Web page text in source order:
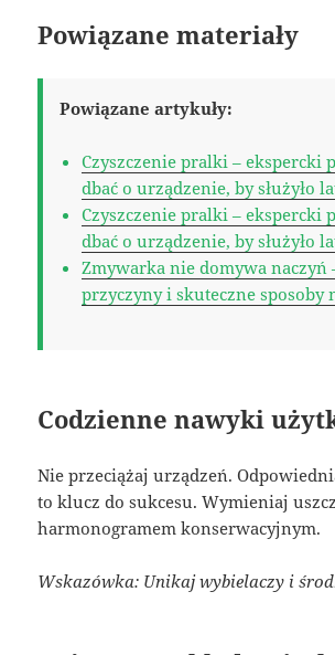
Powiązane materiały
Powiązane artykuły:
Czyszczenie pralki – ekspercki
dbać o urządzenie, by służyło
Czyszczenie pralki – ekspercki
dbać o urządzenie, by służyło
Zmywarka nie domywa naczyń
przyczyny i skuteczne sposoby
Codzienne nawyki
Nie przeciążaj urządzeń.
to klucz do sukcesu. Wymieniaj
harmonogramem konserwacyjnym.
Wskazówka: Unikaj wybielaczy i